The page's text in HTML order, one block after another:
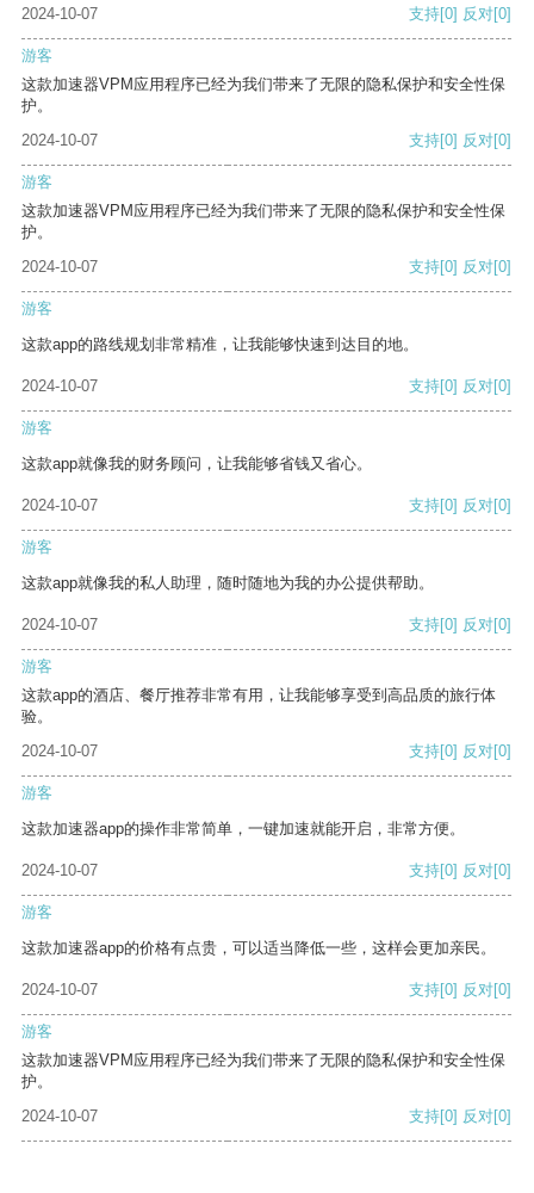
2024-10-07 支持[0] 反对[0]
游客
这款加速器VPM应用程序已经为我们带来了无限的隐私保护和安全性保
护。
2024-10-07
支持[0] 反对[0]
游客
这款加速器VPM应用程序已经为我们带来了无限的隐私保护和安全性保
护。
2024-10-07
支持[0] 反对[0]
游客
这款app的路线规划非常精准，让我能够快速到达目的地。
2024-10-07 支持[0] 反对[0]
游客
这款app就像我的财务顾问，让我能够省钱又省心。
2024-10-07 支持[0] 反对[0]
游客
这款app就像我的私人助理，随时随地为我的办公提供帮助。
2024-10-07 支持[0] 反对[0]
游客
这款app的酒店、餐厅推荐非常有用，让我能够享受到高品质的旅行体
验。
2024-10-07
支持[0] 反对[0]
游客
这款加速器app的操作非常简单，一键加速就能开启，非常方便。
2024-10-07 支持[0] 反对[0]
游客
这款加速器app的价格有点贵，可以适当降低一些，这样会更加亲民。
2024-10-07 支持[0] 反对[0]
游客
这款加速器VPM应用程序已经为我们带来了无限的隐私保护和安全性保
护。
2024-10-07
支持[0] 反对[0]